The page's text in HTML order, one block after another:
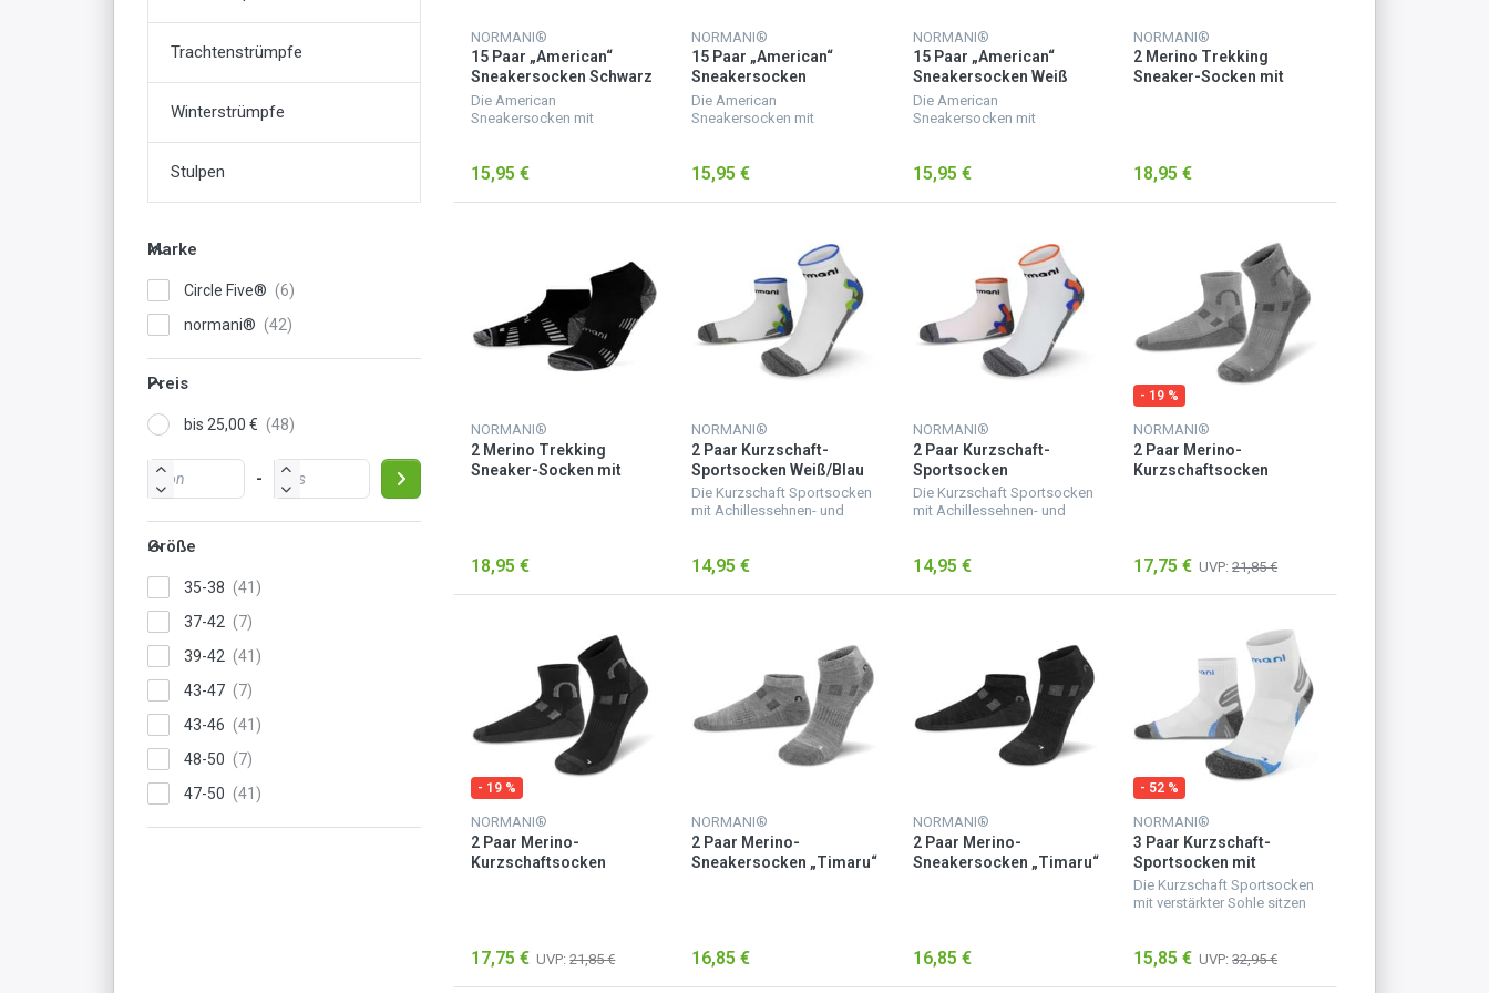
Trachtenstrümpfe
Winterstrümpfe
Stulpen
Marke
Circle Five®
normani®
Preis
bis 25,00 €
-
Größe
35-38
37-42
39-42
43-47
43-46
48-50
47-50
NORMANI®
15 Paar „American“
Sneakersocken Schwarz
Die American
Sneakersocken mit
erstklassige Passform. Ein
für wärmeausgleichende
15,95 €
NORMANI®
15 Paar „American“
Sneakersocken
Die American
Sneakersocken mit
erstklassige Passform. Ein
für wärmeausgleichende
15,95 €
NORMANI®
15 Paar „American“
Sneakersocken Weiß
Die American
Sneakersocken mit
erstklassige Passform. Ein
für wärmeausgleichende
15,95 €
NORMANI®
2 Merino Trekking
Sneaker-Socken mit
18,95 €
NORMANI®
2 Merino Trekking
Sneaker-Socken mit
18,95 €
NORMANI®
2 Paar Kurzschaft-
Sportsocken Weiß/Blau
Die Kurzschaft Sportsocken
mit Achillessehnen- und
Lauf- und
Sportsocken sitzen per...
14,95 €
NORMANI®
2 Paar Kurzschaft-
Sportsocken
Weiß/Orange
Die Kurzschaft Sportsocken
mit Achillessehnen- und
Lauf- und
Sportsocken sitzen per...
14,95 €
- 19 %
NORMANI®
2 Paar Merino-
Kurzschaftsocken
17,75 € UVP: 21,85 €
- 19 %
NORMANI®
2 Paar Merino-
Kurzschaftsocken
17,75 € UVP: 21,85 €
NORMANI®
2 Paar Merino-
Sneakersocken „Timaru“
16,85 €
NORMANI®
2 Paar Merino-
Sneakersocken „Timaru“
16,85 €
- 52 %
NORMANI®
3 Paar Kurzschaft-
Sportsocken mit
verstärkter Sohle
Weiß/Blau
Die Kurzschaft Sportsocken
mit verstärkter Sohle sitzen
einen elastischen, nicht
15,85 € UVP: 32,95 €